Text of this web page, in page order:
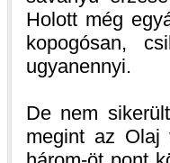
Holott még
kopogósan,
ugyanennyi.
De nem
megint az Olaj